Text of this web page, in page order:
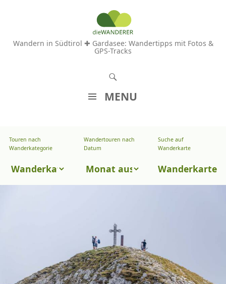
Wandern in Südtirol ✚ Gardasee: Wandertipps mit Fotos &
GPS-Tracks
MENU
M
A
I
N
G
Touren nach
Wanderkategorie
Touren
Wandertouren nach
Datum
Wandertouren
Datum
Suche auf
Wanderkarte
Wanderkarte